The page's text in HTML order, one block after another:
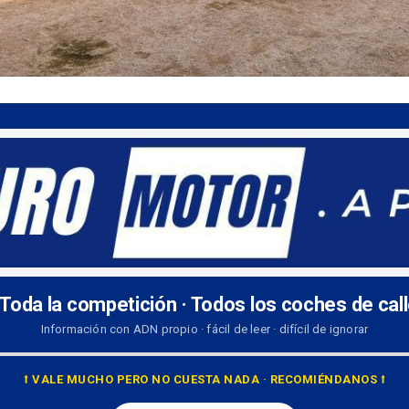
Toda la competición · Todos los coches de
Información con ADN propio · fácil de leer · difícil de ignorar
⭡ VALE MUCHO PERO NO CUESTA NADA · RECOMIÉNDANOS ⭡